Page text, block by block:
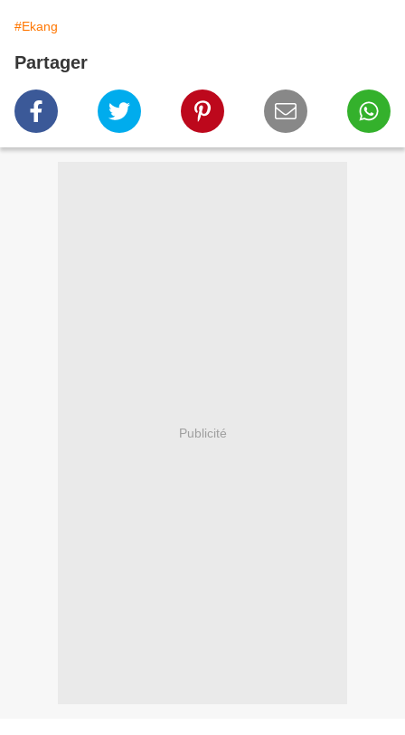
#Ekang
Partager
Publicité